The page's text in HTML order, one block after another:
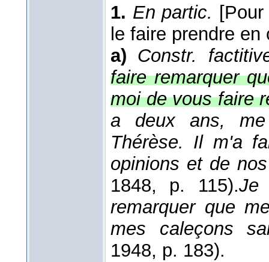
1. En partic.
le faire prendre
a) Constr.
faire remarquer
moi de vous faire
a deux ans,
Thérèse. Il m'a
opinions et de
1848, p. 115).Je
remarquer que
mes caleçons
1948, p. 183).